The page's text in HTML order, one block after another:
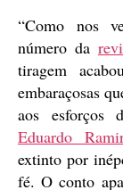
“Como nos
número da
tiragem
embaraçosas
aos esforços
Eduardo
extinto por
fé. O conto